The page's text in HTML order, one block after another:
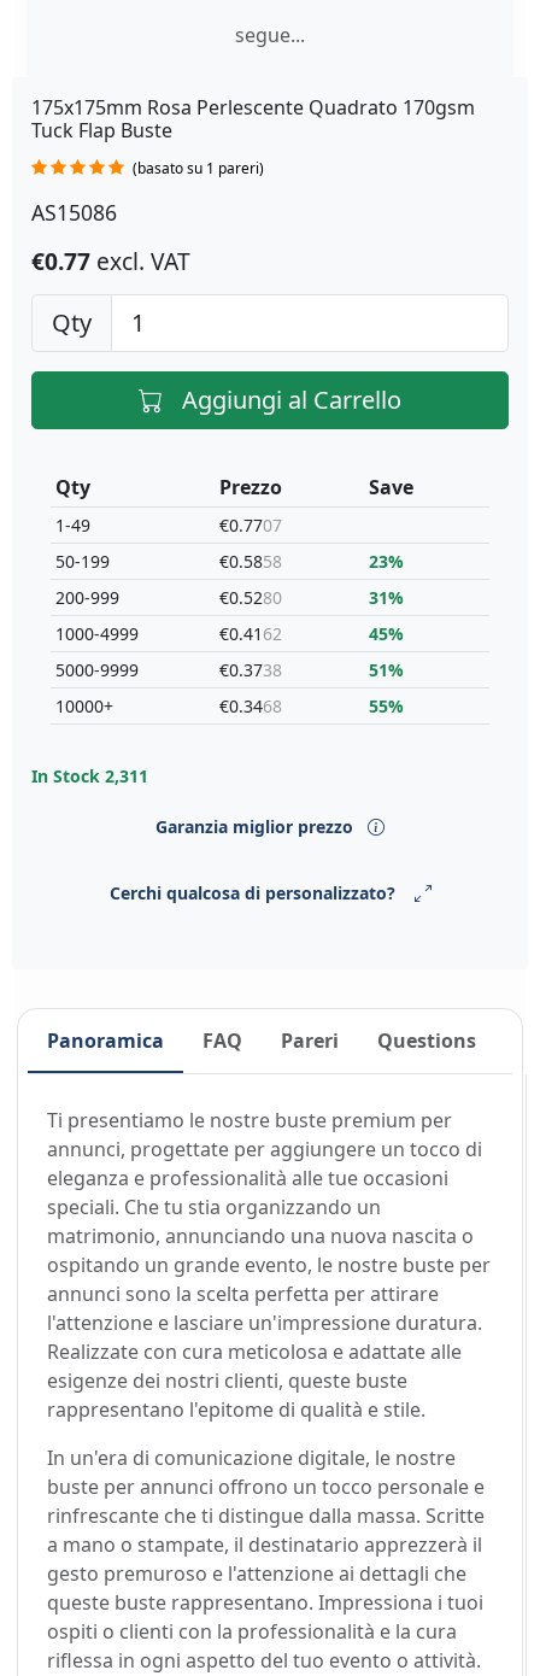
segue...
175x175mm Rosa Perlescente Quadrato 170gsm
Tuck Flap Buste
(basato su 1 pareri)
AS15086
€0.77 excl. VAT
Qty
Aggiungi al Carrello
Qty
1-49
50-199
200-999
1000-4999
5000-9999
10000+
Prezzo
€0.7707
€0.5858
€0.5280
€0.41 62
€0.3738
€0.3468
Save
23%
31%
45%
51%
55%
In Stock 2,311
Garanzia miglior prezzo
Cerchi qualcosa di personalizzato?
Panoramica FAQ Pareri Questions
Ti presentiamo le nostre buste premium per
annunci, progettate per aggiungere un tocco di
eleganza e professionalità alle tue occasioni
speciali. Che tu stia organizzando un
matrimonio, annunciando una nuova nascita o
ospitando un grande evento, le nostre buste per
annunci sono la scelta perfetta per attirare
l'attenzione e lasciare un'impressione duratura.
Realizzate con cura meticolosa e adattate alle
esigenze dei nostri clienti, queste buste
rappresentano l'epitome di qualità e stile.
In un'era di comunicazione digitale, le nostre
buste per annunci offrono un tocco personale e
rinfrescante che ti distingue dalla massa. Scritte
a mano o stampate, il destinatario apprezzerà il
gesto premuroso e l'attenzione ai dettagli che
queste buste rappresentano. Impressiona i tuoi
ospiti o clienti con la professionalità e la cura
riflessa in ogni aspetto del tuo evento o attività.